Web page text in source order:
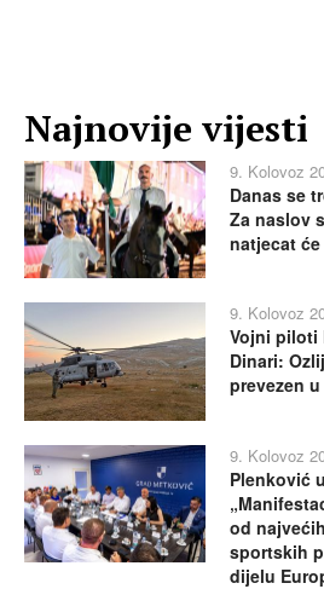
Najnovije vijesti
9. Kolovoz
Danas se
Za naslov
natjecat će
9. Kolovoz
Vojni piloti
Dinari:
prevezen
9. Kolovoz
Plenković
od
sportskih
dijelu